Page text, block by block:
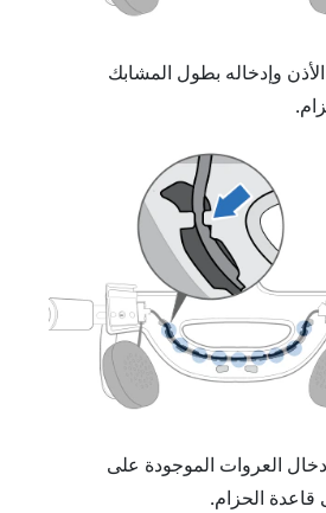
وإدخاله بطول المشابك
العروات الموجودة على
الحزام.